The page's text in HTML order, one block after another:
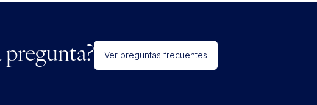
pregunta? Ver preguntas frecuentes